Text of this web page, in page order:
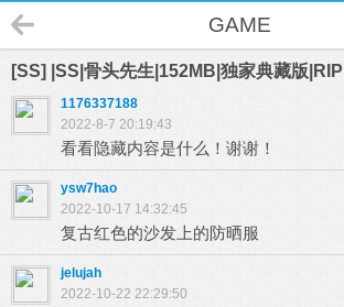
GAME
[SS] |SS|骨头先生|152MB|独家典藏版|RIP|
1176337188
2022-8-7 20:19:43
看看隐藏内容是什么！谢谢！
ysw7hao
2022-10-17 14:32:45
复古红色的沙发上的防晒服
jelujah
2022-10-22 22:29:50